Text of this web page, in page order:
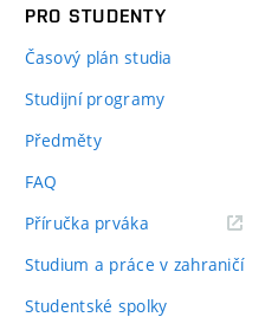
PRO STUDENTY
Časový plán studia
Studijní programy
Předměty
FAQ
Příručka prváka(externí
Studium a práce v zahraničí
Studentské spolky